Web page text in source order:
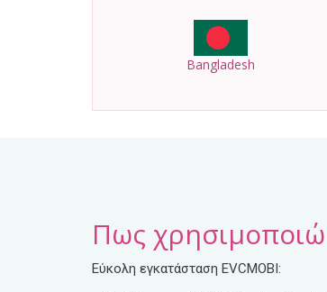
Bangladesh
Πως χρησιμοποιώ
Εύκολη εγκατάσταση EVCMOBI: